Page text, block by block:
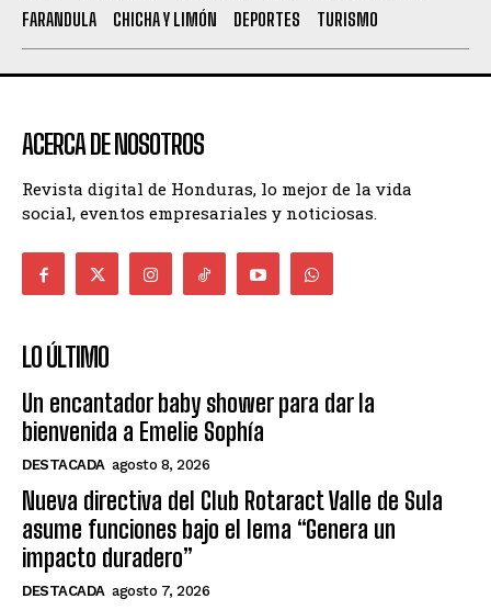
FARANDULA
CHICHA Y LIMÓN DEPORTES TURISMO
ACERCA DE NOSOTROS
Revista digital de Honduras, lo mejor de la vida
social, eventos empresariales y noticiosas.
LO ÚLTIMO
Un encantador baby shower para dar la
bienvenida a Emelie Sophía
DESTACADA agosto 8, 2026
Nueva directiva del Club Rotaract Valle de Sula
asume funciones bajo el lema “Genera un
impacto duradero”
DESTACADA agosto 7, 2026